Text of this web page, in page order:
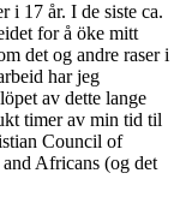
i 17 år. I de siste ca.
for å öke mitt
det og andre raser i
har jeg
av dette lange
timer av min tid til
Council of
Africans (og det